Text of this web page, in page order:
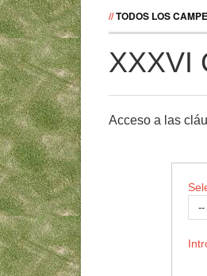
//TODOS LOS
XXXVI
Acceso a las